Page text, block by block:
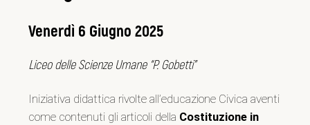
Venerdì 6 Giugno 2025
Liceo delle Scienze Umane “P. Gobetti”
Iniziativa didattica rivolte all’educazione Civica aventi
come contenuti gli articoli della Costituzione in